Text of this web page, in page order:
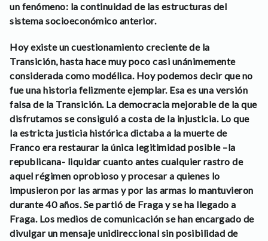
un fenómeno: la continuidad de las estructuras del
sistema socioeconómico anterior.
Hoy existe un cuestionamiento creciente de la
Transición, hasta hace muy poco casi unánimemente
considerada como modélica. Hoy podemos decir que no
fue una historia felizmente ejemplar. Esa es una versión
falsa de la Transición. La democracia mejorable de la que
disfrutamos se consiguió a costa de la injusticia. Lo que
la estricta justicia histórica dictaba a la muerte de
Franco era restaurar la única legitimidad posible –la
republicana- liquidar cuanto antes cualquier rastro de
aquel régimen oprobioso y procesar a quienes lo
impusieron por las armas y por las armas lo mantuvieron
durante 40 años. Se partió de Fraga y se ha llegado a
Fraga. Los medios de comunicación se han encargado de
divulgar un mensaje unidireccional sin posibilidad de